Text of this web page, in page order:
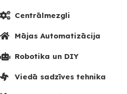
Centrālmezgli
Mājas Automatizācija
Robotika un DIY
Viedā sadzīves tehnika